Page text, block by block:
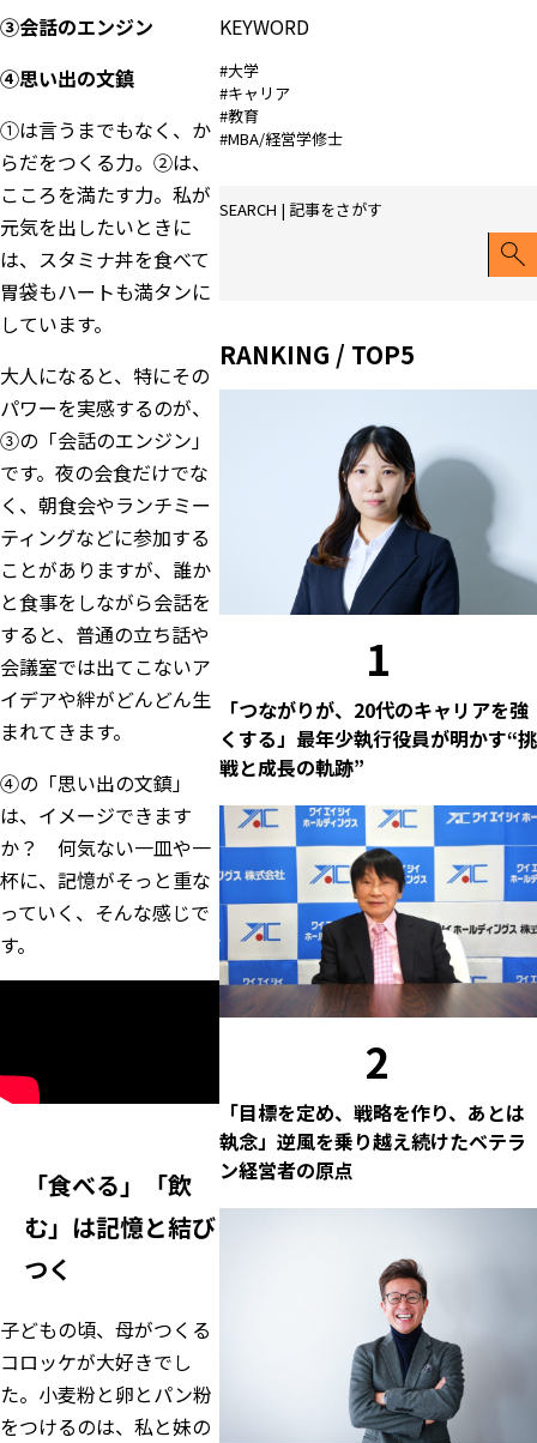
③会話のエンジン
④思い出の文鎮
①は言うまでもなく、か
らだをつくる力。②は、
こころを満たす力。私が
元気を出したいときに
は、スタミナ丼を食べて
胃袋もハートも満タンに
しています。
大人になると、特にその
パワーを実感するのが、
③の「会話のエンジン」
です。夜の会食だけでな
く、朝食会やランチミー
ティングなどに参加する
ことがありますが、誰か
と食事をしながら会話を
すると、普通の立ち話や
会議室では出てこないア
イデアや絆がどんどん生
まれてきます。
④の「思い出の文鎮」
は、イメージできます
か？ 何気ない一皿や一
杯に、記憶がそっと重な
っていく、そんな感じで
す。
「食べる」「飲
む」は記憶と結び
つく
子どもの頃、母がつくる
コロッケが大好きでし
た。小麦粉と卵とパン粉
をつけるのは、私と妹の
KEYWORD
#大学
#キャリア
#教育
#MBA/経営学修士
SEARCH | 記事をさがす
RANKING / TOP5
1
「つながりが、20代のキャリアを強
くする」最年少執行役員が明かす“挑
戦と成長の軌跡”
2
「目標を定め、戦略を作り、あとは
執念」逆風を乗り越え続けたベテラ
ン経営者の原点